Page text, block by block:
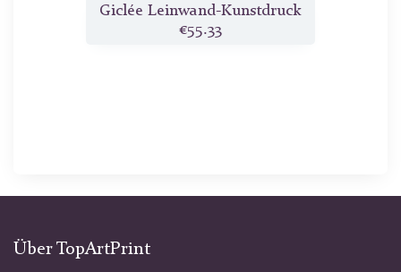
Giclée Leinwand-Kunstdruck
€55.33
Über TopArtPrint